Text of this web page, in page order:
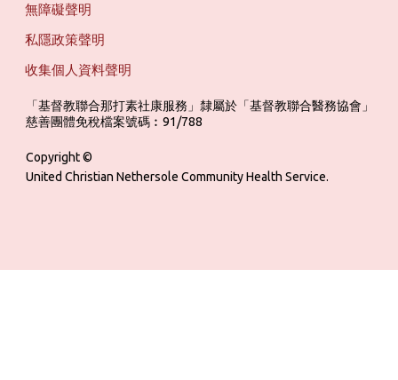
無障礙聲明
私隱政策聲明
收集個人資料聲明
「基督教聯合那打素社康服務」隸屬於「基督教聯合醫務協會」
慈善團體免稅檔案號碼︰91/788
Copyright ©
United Christian Nethersole Community Health Service.